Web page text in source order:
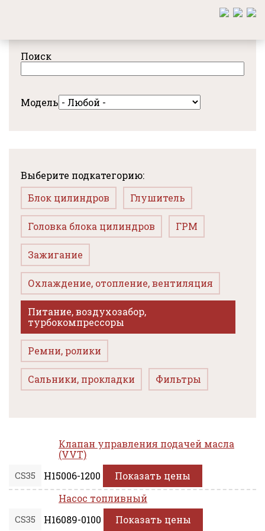
содержанию
Поиск
Модель
Выберите подкатегорию:
Блок цилиндров
Глушитель
Головка блока цилиндров ГРМ
Зажигание
Охлаждение, отопление, вентиляция
Питание, воздухозабор,
турбокомпрессоры
Ремни, ролики
Сальники, прокладки Фильтры
Клапан управления подачей масла
(VVT)
CS35 H15006-1200
Показать цены
Насос топливный
CS35 H16089-0100 Показать цены